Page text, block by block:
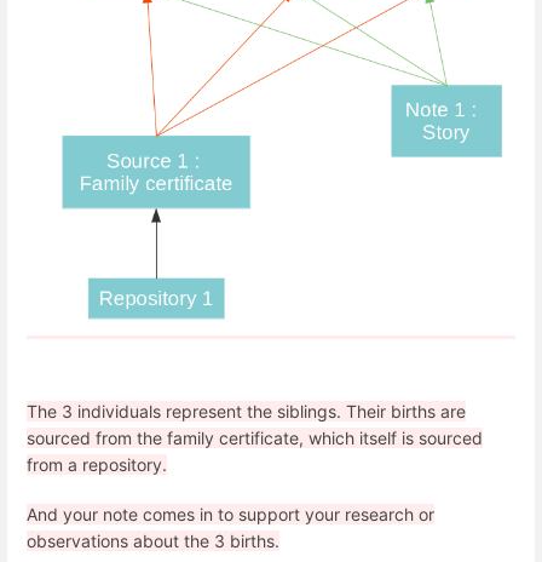
The 3 individuals represent the siblings. Their births are
sourced from the family certificate, which itself is sourced
from a repository.
And your note comes in to support your research or
observations about the 3 births.